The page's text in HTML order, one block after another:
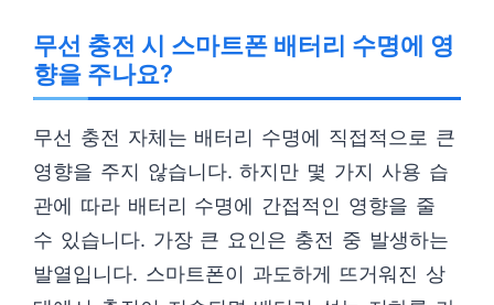
무선 충전 시 스마트폰 배터리 수명에 영
향을 주나요?
무선 충전 자체는 배터리 수명에 직접적으로 큰
영향을 주지 않습니다. 하지만 몇 가지 사용 습
관에 따라 배터리 수명에 간접적인 영향을 줄
수 있습니다. 가장 큰 요인은 충전 중 발생하는
발열입니다. 스마트폰이 과도하게 뜨거워진 상